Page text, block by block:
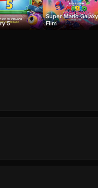
5
Super Mario Galaxy
Film